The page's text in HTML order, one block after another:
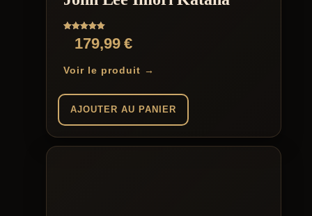
Note179,99€
Voir le produit →
AJOUTER AU PANIER